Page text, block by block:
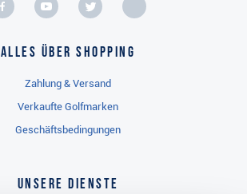
Alles über Shopping
Zahlung & Versand
Verkaufte Golfmarken
Geschäftsbedingungen
Unsere Dienste